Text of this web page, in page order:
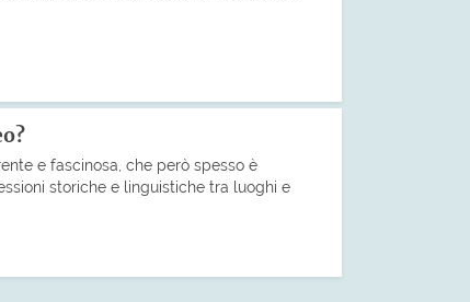
e fascinosa, che però spesso è
storiche e linguistiche tra luoghi e